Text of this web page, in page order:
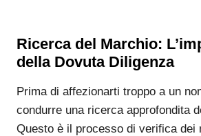
Ricerca del Marchio:
della Dovuta Diligenza
Prima di affezionarti troppo a un
condurre una ricerca approfondita
Questo è il processo di verifica dei